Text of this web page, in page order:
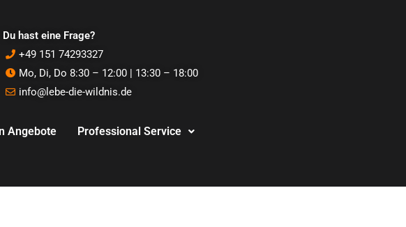
Du hast eine Frage?
+49 151 74293327
Mo, Di, Do 8:30 – 12:00 | 13:30 – 18:00
info@lebe-die-wildnis.de
Angebote Professional Service